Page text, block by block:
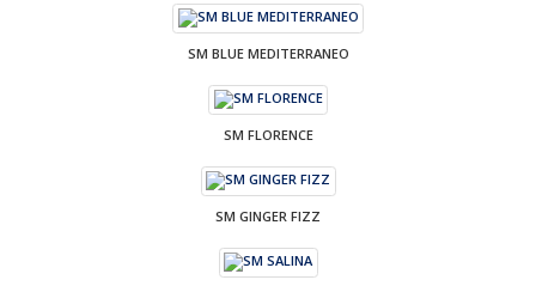
SM BLUE MEDITERRANEO
SM FLORENCE
SM GINGER FIZZ